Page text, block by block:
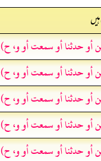
أو حدثنا أو سمعت أو و، ح)
أو حدثنا أو سمعت أو و، ح)
أو حدثنا أو سمعت أو و، ح)
أو حدثنا أو سمعت أو و، ح)
أو حدثنا أو سمعت أو و، ح)